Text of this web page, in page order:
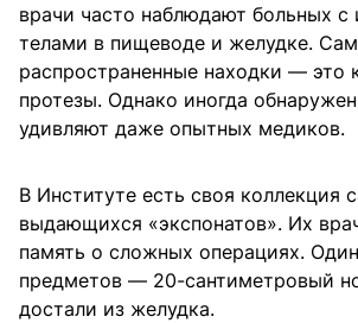
врачи часто наблюдают больных
телами в пищеводе и желудке.
распространенные находки — это
протезы. Однако иногда
удивляют даже опытных медиков.
В Институте есть своя коллекция
выдающихся «экспонатов». Их
память о сложных операциях.
предметов — 20-сантиметровый
достали из желудка.